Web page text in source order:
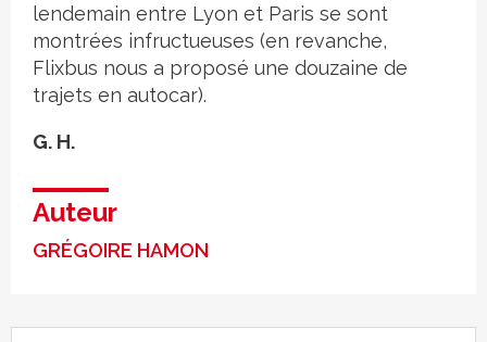
lendemain entre Lyon et Paris se sont
montrées infructueuses (en revanche,
Flixbus nous a proposé une douzaine de
trajets en autocar).
G. H.
Auteur
GRÉGOIRE HAMON